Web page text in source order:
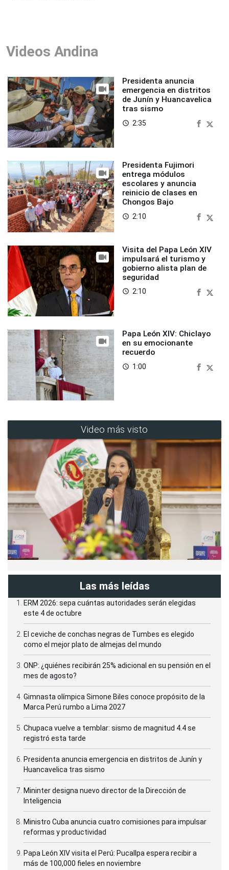
Videos Andina
Presidenta anuncia
emergencia en distritos
de Junín y Huancavelica
tras sismo
access_time 2:35
Presidenta Fujimori
entrega módulos
escolares y anuncia
reinicio de clases en
Chongos Bajo
access_time 2:10
Visita del Papa León XIV
impulsará el turismo y
gobierno alista plan de
seguridad
access_time 2:10
Papa León XIV: Chiclayo
en su emocionante
recuerdo
access_time 1:00
Video más visto
Las más leídas
ERM 2026: sepa cuántas autoridades serán elegidas
este 4 de octubre
El ceviche de conchas negras de Tumbes es elegido
como el mejor plato de almejas del mundo
ONP: ¿quiénes recibirán 25% adicional en su pensión en el
mes de agosto?
Gimnasta olímpica Simone Biles conoce propósito de la
Marca Perú rumbo a Lima 2027
Chupaca vuelve a temblar: sismo de magnitud 4.4 se
registró esta tarde
Presidenta anuncia emergencia en distritos de Junín y
Huancavelica tras sismo
Mininter designa nuevo director de la Dirección de
Inteligencia
Ministro Cuba anuncia cuatro comisiones para impulsar
reformas y productividad
Papa León XIV visita el Perú: Pucallpa espera recibir a
más de 100,000 fieles en noviembre